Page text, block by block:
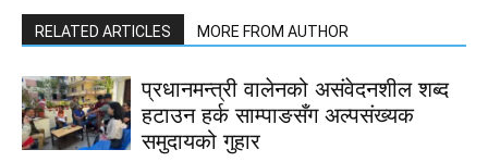
RELATED ARTICLES MORE FROM AUTHOR
प्रधानमन्त्री वालेनको असंवेदनशील शब्द
हटाउन हर्क साम्पाङसँग अल्पसंख्यक
समुदायको गुहार